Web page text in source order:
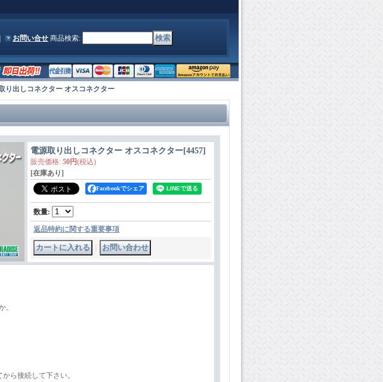
お問い合せ 商品検索:
り出しコネクター オスコネクター
電源取り出しコネクター オスコネクター[4457]
販売価格: 50円(税込)
[在庫あり]
Facebookでシェア
数量:
返品特約に関する重要事項
。
ら接続して下さい。